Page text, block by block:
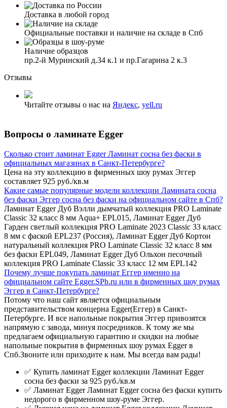
Доставка в любой город
Официальные поставки и наличие на складе в Спб
Наличие образцов
пр.2-й Муринский д.34 к.1 и пр.Гагарина 2 к.3
Отзывы
Читайте отзывы о нас на Яндекс, yell.ru
Вопросы о ламинате Egger
Сколько стоит ламинат Egger Ламинат сосна без фаски в
официальных магазинах в Санкт-Петербурге?
Цена на эту коллекцию в фирменных шоу румах Эггер
составляет 925 руб./кв.м
Какие самые популярные модели коллекции Ламината сосна
без фаски Эггер сосна без фаски на официальном сайте в Спб?
Ламинат Egger Дуб Вэлли дымчатый коллекция PRO Laminate
Classic 32 класс 8 мм Aqua+ EPL015, Ламинат Egger Дуб
Гарден светлый коллекция PRO Laminate 2023 Classic 33 класс
8 мм с фаской EPL237 (Россия), Ламинат Egger Дуб Кортон
натуральный коллекция PRO Laminate Classic 32 класс 8 мм
без фаски EPL049, Ламинат Egger Дуб Ольхон песочный
коллекция PRO Laminate Classic 33 класс 12 мм EPL142
Почему лучше покупать ламинат Еггер именно на
официальном сайте Egger.SPb.ru или в фирменных шоу румах
Эггер в Санкт-Петербурге?
Потому что наш сайт является официальным
представительством концерна Egger(Еггер) в Санкт-
Петербурге. И все напольные покрытия Эггер привозятся
напрямую с завода, минуя посредников. К тому же мы
предлагаем официальную гарантию и скидки на любые
напольные покрытия в фирменных шоу румах Egger в
Спб.Звоните или приходите к нам. Мы всегда вам рады!
✅ Купить ламинат Egger коллекции Ламинат Egger
сосна без фаски за 925 руб./кв.м
✅ Ламинат Egger Ламинат Egger сосна без фаски купить
недорого в фирменном шоу-руме Эггер.